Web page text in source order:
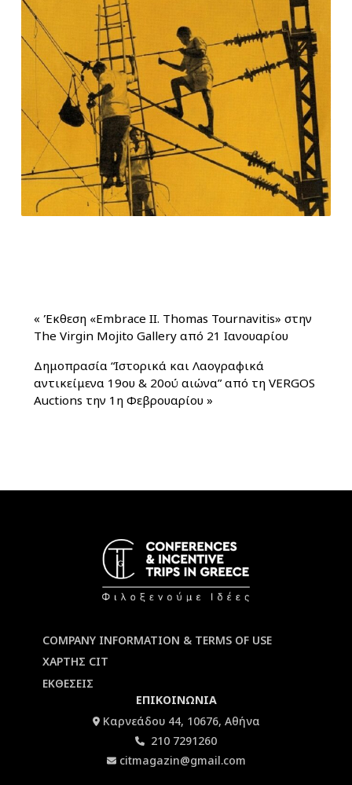
«Έκθεση «Embrace II. Thomas Tournavitis» στην
The Virgin Mojito Gallery από 21 Ιανουαρίου
Δημοπρασία “Ιστορικά και Λαογραφικά
αντικείμενα 19ου & 20ού αιώνα” από τη VERGOS
Auctions την 1η Φεβρουαρίου »
COMPANY INFORMATION & TERMS OF USE
ΧΑΡΤΗΣ CIT
ΕΚΘΕΣΕΙΣ
ΕΠΙΚΟΙΝΩΝΙΑ
Καρνεάδου 44, 10676, Αθήνα
210 7291260
citmagazin@gmail.com